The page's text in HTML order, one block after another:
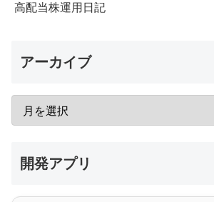
高配当株運用日記
アーカイブ
開発アプリ